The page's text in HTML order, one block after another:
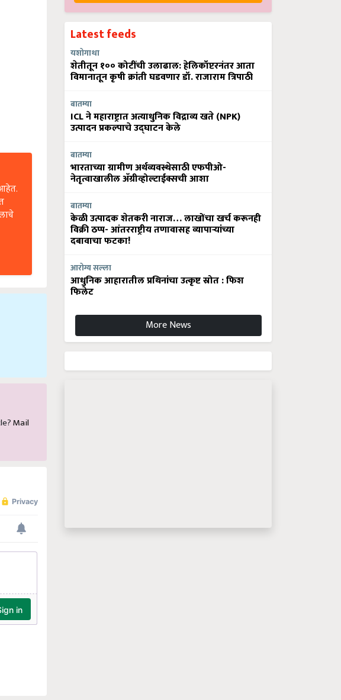
Mail
Latest feeds
यशोगाथा
शेतीतून १०० कोटींची उलाढाल: हेलिकॉप्टरनंतर आता
विमानातून कृषी क्रांती घडवणार डॉ. राजाराम त्रिपाठी
बातम्या
ICL ने महाराष्ट्रात अत्याधुनिक विद्राव्य खते (NPK)
उत्पादन प्रकल्पाचे उद्घाटन केले
बातम्या
भारताच्या ग्रामीण अर्थव्यवस्थेसाठी एफपीओ-
नेतृत्वाखालील अ‍ॅग्रीव्होल्टाईक्सची आशा
बातम्या
केळी उत्पादक शेतकरी नाराज… लाखोंचा खर्च करूनही
विक्री ठप्प- आंतरराष्ट्रीय तणावासह व्यापाऱ्यांच्या
दबावाचा फटका!
आरोग्य सल्ला
आधुनिक आहारातील प्रथिनांचा उत्कृष्ट स्रोत : फिश
फिलेट
More News